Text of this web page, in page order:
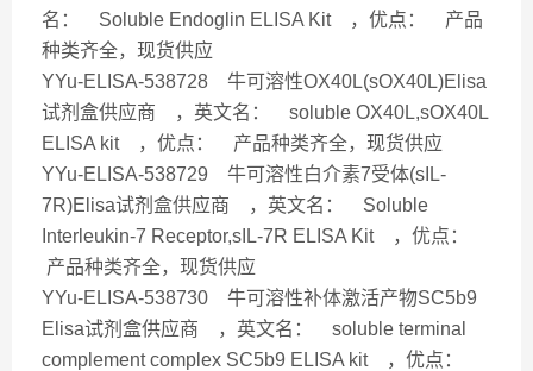
名： Soluble Endoglin ELISA Kit ，优点： 产品
种类齐全，现货供应
YYu-ELISA-538728 牛可溶性OX40L(sOX40L)Elisa
试剂盒供应商 ，英文名： soluble OX40L,sOX40L
ELISA kit ，优点： 产品种类齐全，现货供应
YYu-ELISA-538729 牛可溶性白介素7受体(sIL-
7R)Elisa试剂盒供应商 ，英文名： Soluble
Interleukin-7 Receptor,sIL-7R ELISA Kit ，优点：
产品种类齐全，现货供应
YYu-ELISA-538730 牛可溶性补体激活产物SC5b9
Elisa试剂盒供应商 ，英文名： soluble terminal
complement complex SC5b9 ELISA kit ，优点：